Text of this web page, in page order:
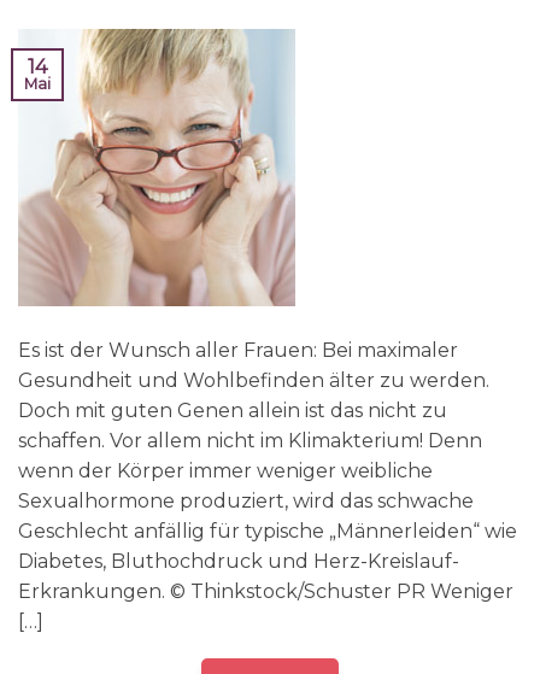
14
Mai
Es ist der Wunsch aller Frauen: Bei maximaler
Gesundheit und Wohlbefinden älter zu werden.
Doch mit guten Genen allein ist das nicht zu
schaffen. Vor allem nicht im Klimakterium! Denn
wenn der Körper immer weniger weibliche
Sexualhormone produziert, wird das schwache
Geschlecht anfällig für typische „Männerleiden“ wie
Diabetes, Bluthochdruck und Herz-Kreislauf-
Erkrankungen. © Thinkstock/Schuster PR Weniger
[…]